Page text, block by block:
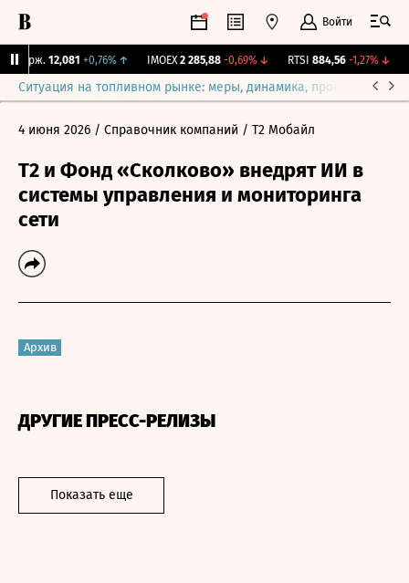
Войти
Бирж. 12,081 +0,76%↑ IMOEX 2 285,88 -0,69%↓ RTSI 884,56 -1,27%↓
Ситуация на топливном рынке: меры, динамика, прогнозы
4 июня 2026 / Справочник компаний / Т2 Мобайл
T2 и Фонд «Сколково» внедрят ИИ в
системы управления и мониторинга
сети
Архив
ДРУГИЕ ПРЕСС-РЕЛИЗЫ
Показать еще